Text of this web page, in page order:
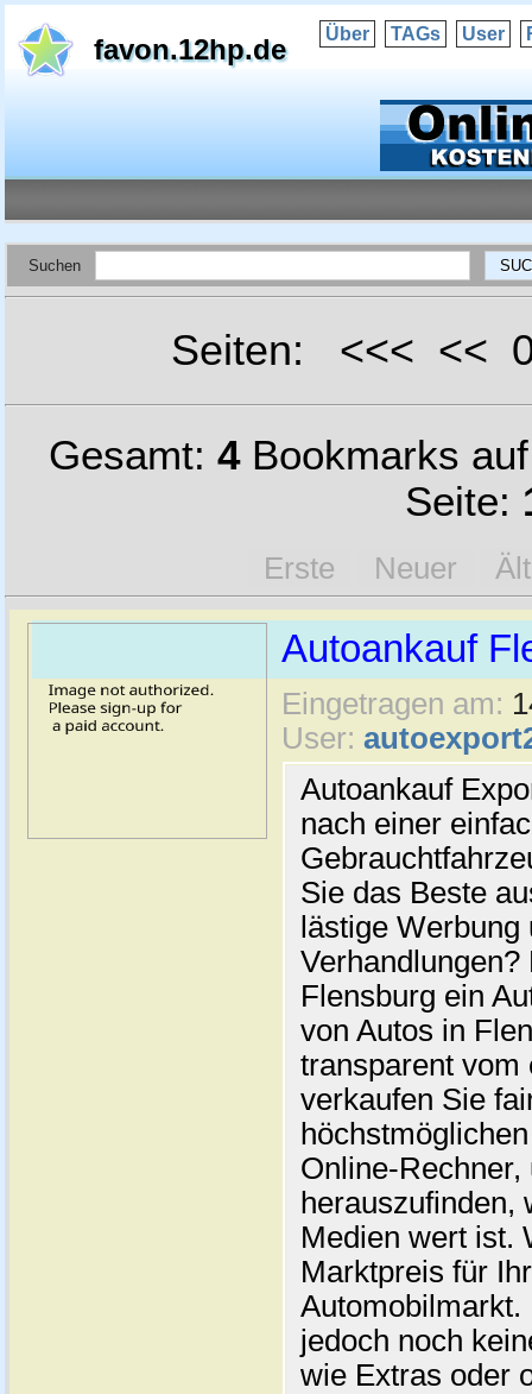
favon.12hp.de Über TAGs User
Suchen
Seiten: <<< <<
Gesamt: 4Bookmarks
Seite:
Erste Neuer
Autoankauf
Eingetragen am:
User:
Autoankauf
nach einer
Sie das Beste
lästige
Flensburg ein
von Autos in
transparent vom
verkaufen Sie
Online-
herauszufinden,
Medien wert ist.
Marktpreis für
jedoch noch
wie Extras oder